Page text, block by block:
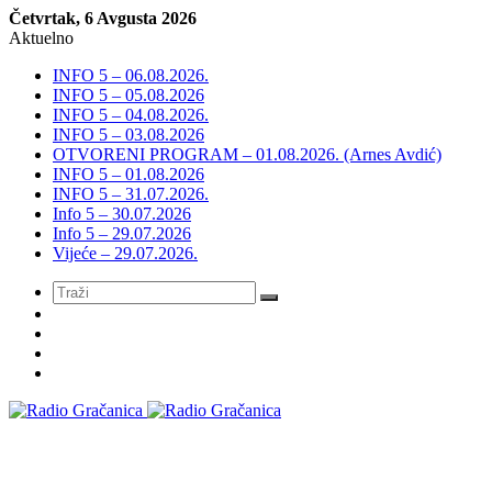
Četvrtak, 6 Avgusta 2026
Aktuelno
INFO 5 – 06.08.2026.
INFO 5 – 05.08.2026
INFO 5 – 04.08.2026.
INFO 5 – 03.08.2026
OTVORENI PROGRAM – 01.08.2026. (Arnes Avdić)
INFO 5 – 01.08.2026
INFO 5 – 31.07.2026.
Info 5 – 30.07.2026
Info 5 – 29.07.2026
Vijeće – 29.07.2026.
Meni